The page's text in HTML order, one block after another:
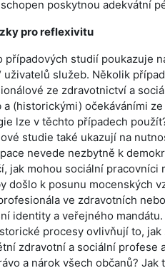
poskytnou adekvátní
pro reflexivitu
případových studií poukazuje
uživatelů služeb. Několik
ze zdravotnictví a
a (historickými) očekáváními
lze v těchto případech
studie také ukazují na
nevede nezbytně k
jak mohou sociální
došlo k posunu mocenských
ve zdravotních
identity a veřejného
procesy ovlivňují to,
zdravotní a sociální profese
a nárok všech občanů?